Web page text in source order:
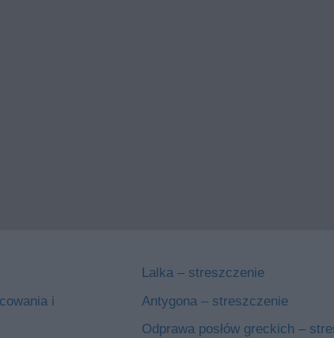
i
Lalka – streszczenie
Antygona – streszczenie
Odprawa posłów greckich –